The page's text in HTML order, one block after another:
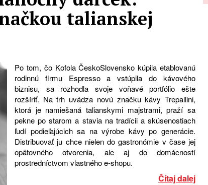
talianskej
Po tom, čo Kofola ČeskoSlovensko kúpila etablovanú
rodinnú firmu Espresso a vstúpila do kávového
biznisu, sa rozhodla svoje voňavé portfólio ešte
rozšíriť. Na trh uvádza novú značku kávy Trepallini,
ktorá je namiešaná talianskymi majstrami, praží sa
pekne po starom a stavia na tradícii a skúsenostiach
ľudí podieľajúcich sa na výrobe kávy po generácie.
Distribuovať ju chce nielen do gastronómie v čase jej
opätovného otvorenia, ale aj do domácností
prostredníctvom vlastného e-shopu.
Čítaj dalej